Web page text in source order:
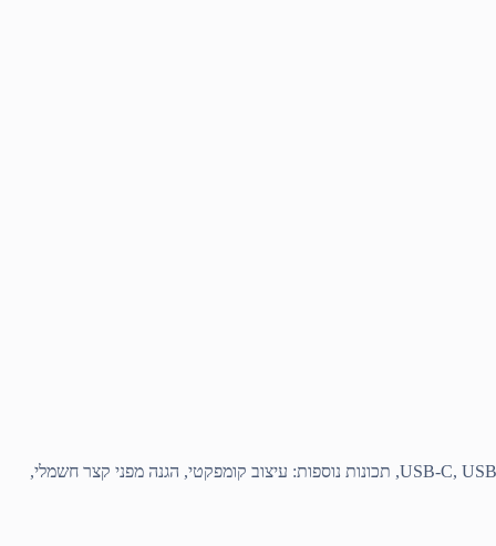
יצרן: PHILIPS, סוג מוצר: סוללת גיבוי, קיבולת: 10,000mAh, טעינה מהירה: USB-C PD 20W, טעינה מהירה: USB-A QC 18W, קישוריות: USB-C, USB-A, תכונות נוספות: עיצוב קומפקטי, הגנה מפני קצר חשמלי,